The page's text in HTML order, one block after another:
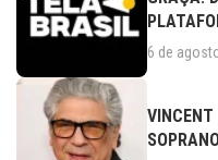
6 de
VINCENT